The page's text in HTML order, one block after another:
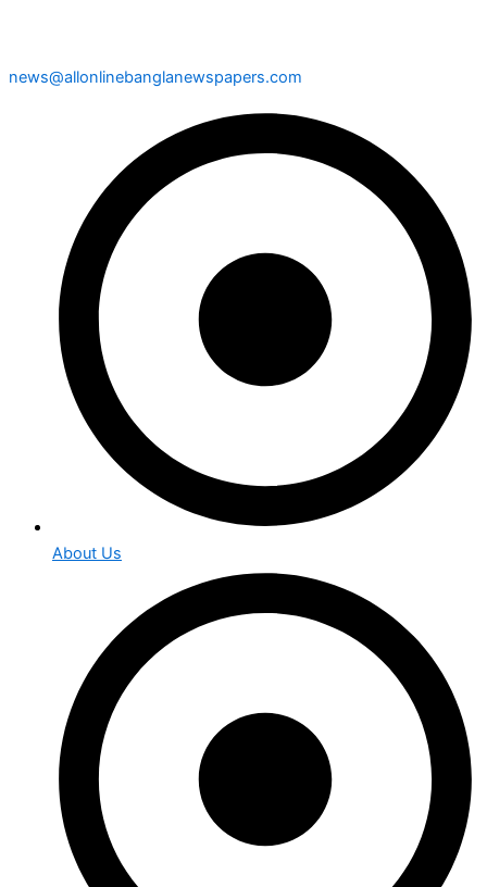
news@allonlinebanglanewspapers.com
About Us